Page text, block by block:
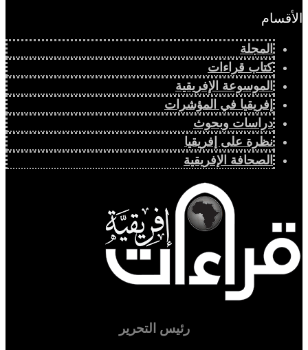
الأقسام
المجلة
كتاب قراءات
الموسوعة الإفريقية
إفريقيا في المؤشرات
دراسات وبحوث
نظرة على إفريقيا
الصحافة الإفريقية
رئيس التحرير